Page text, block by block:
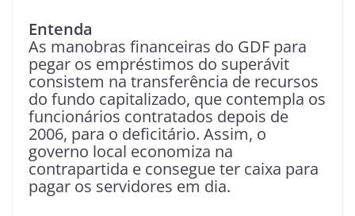
Entenda
As manobras financeiras do GDF para
pegar os empréstimos do superávit
consistem na transferência de recursos
do fundo capitalizado, que contempla os
funcionários contratados depois de
2006, para o deficitário. Assim, o
governo local economiza na
contrapartida e consegue ter caixa para
pagar os servidores em dia.